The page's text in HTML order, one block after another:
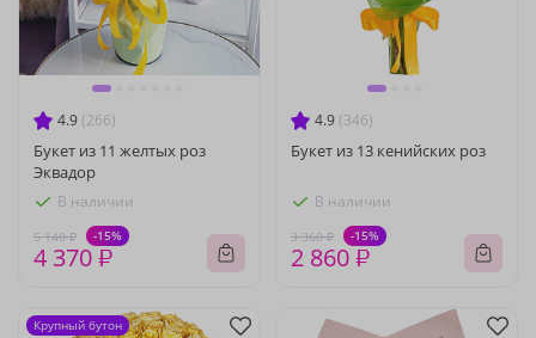
4.9 (266)
Букет из 11 желтых роз
Эквадор
В наличии
5 140 ₽ -15%
4 370 ₽
4.9 (346)
Букет из 13 кенийских роз
В наличии
3 360 ₽ -15%
2 860 ₽
Крупный бутон